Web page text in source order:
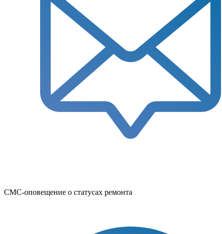
СМС-оповещение о статусах ремонта